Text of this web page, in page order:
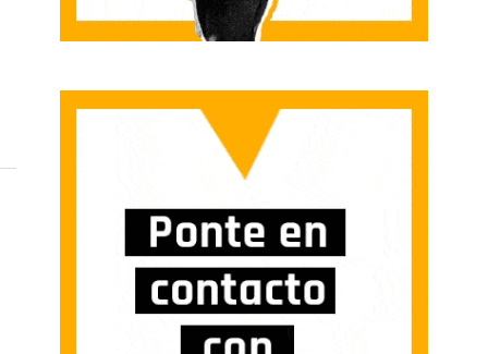
TODAS ESTAS MOVILIZACIONES A LOS CENTROS DE